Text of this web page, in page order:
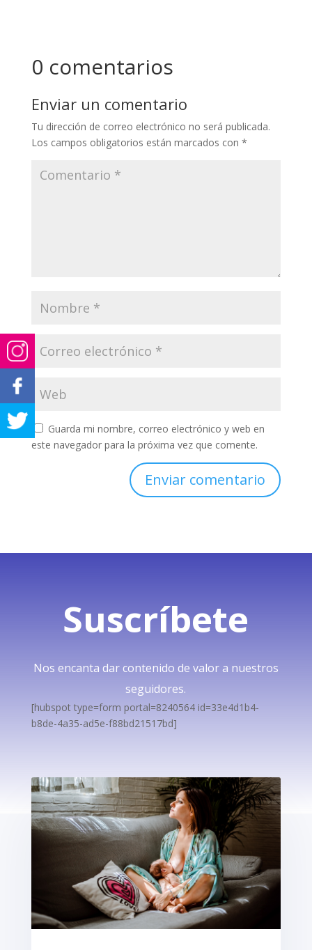
0 comentarios
Enviar un comentario
Tu dirección de correo electrónico no será publicada.
Los campos obligatorios están marcados con *
Guarda mi nombre, correo electrónico y web en
este navegador para la próxima vez que comente.
Enviar comentario
Suscríbete
Nos encanta dar contenido de valor a nuestros
seguidores.
[hubspot type=form portal=8240564 id=33e4d1b4-
b8de-4a35-ad5e-f88bd21517bd]